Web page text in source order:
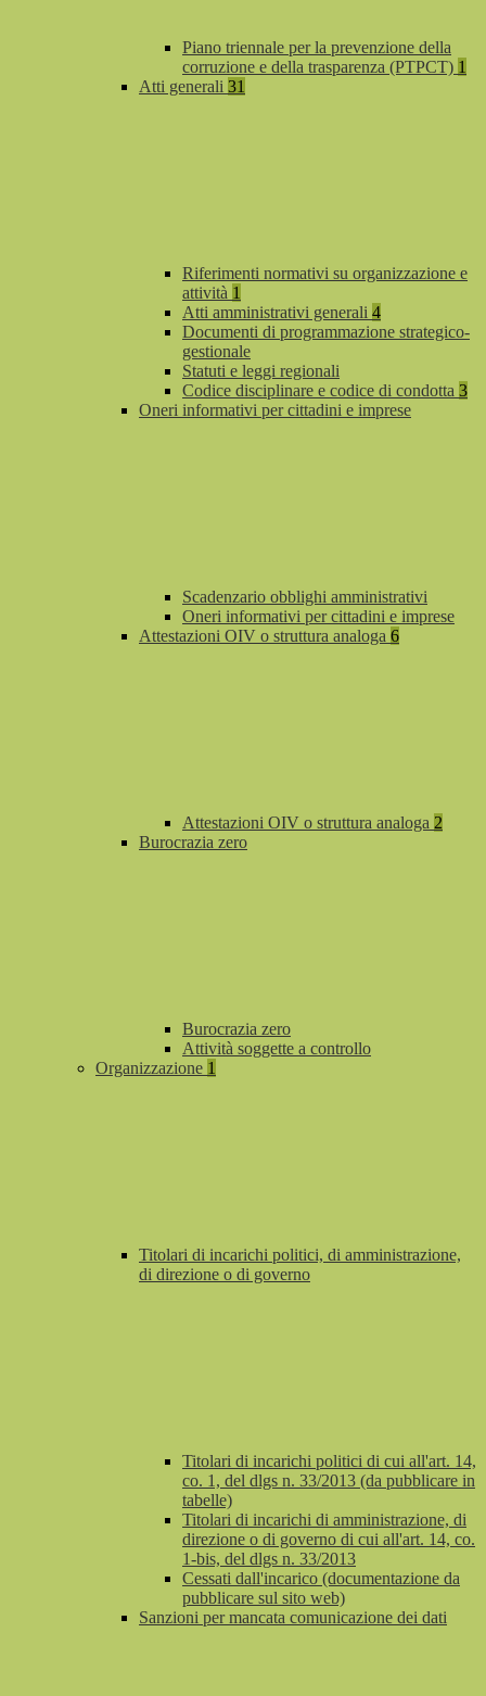
Piano triennale per la prevenzione della
corruzione e della trasparenza (PTPCT) 1
Atti generali 31
Riferimenti normativi su organizzazione e
attività 1
Atti amministrativi generali 4
Documenti di programmazione strategico-
gestionale
Statuti e leggi regionali
Codice disciplinare e codice di condotta 3
Oneri informativi per cittadini e imprese
Scadenzario obblighi amministrativi
Oneri informativi per cittadini e imprese
Attestazioni OIV o struttura analoga 6
Attestazioni OIV o struttura analoga 2
Burocrazia zero
Burocrazia zero
Attività soggette a controllo
Organizzazione 1
Titolari di incarichi politici, di amministrazione,
di direzione o di governo
Titolari di incarichi politici di cui all'art. 14,
co. 1, del dlgs n. 33/2013 (da pubblicare in
tabelle)
Titolari di incarichi di amministrazione, di
direzione o di governo di cui all'art. 14, co.
1-bis, del dlgs n. 33/2013
Cessati dall'incarico (documentazione da
pubblicare sul sito web)
Sanzioni per mancata comunicazione dei dati